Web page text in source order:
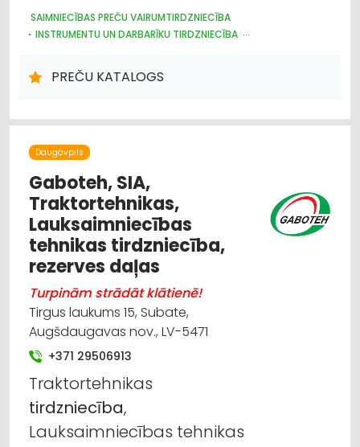
SAIMNIECĪBAS PREČU VAIRUMTIRDZNIECĪBA
INSTRUMENTU UN DARBARĪKU TIRDZNIECĪBA
UN APAVI; TIRDZNIECĪBA
PREČU KATALOGS
Daugavpils
Gaboteh, SIA,
Traktortehnikas,
Lauksaimniecības
tehnikas tirdzniecība,
rezerves daļas
Turpinām strādāt klātienē!
Tirgus laukums 15, Subate,
Augšdaugavas nov., LV-5471
+371 29506913
Traktortehnikas
tirdzniecība,
Lauksaimniecības tehnikas